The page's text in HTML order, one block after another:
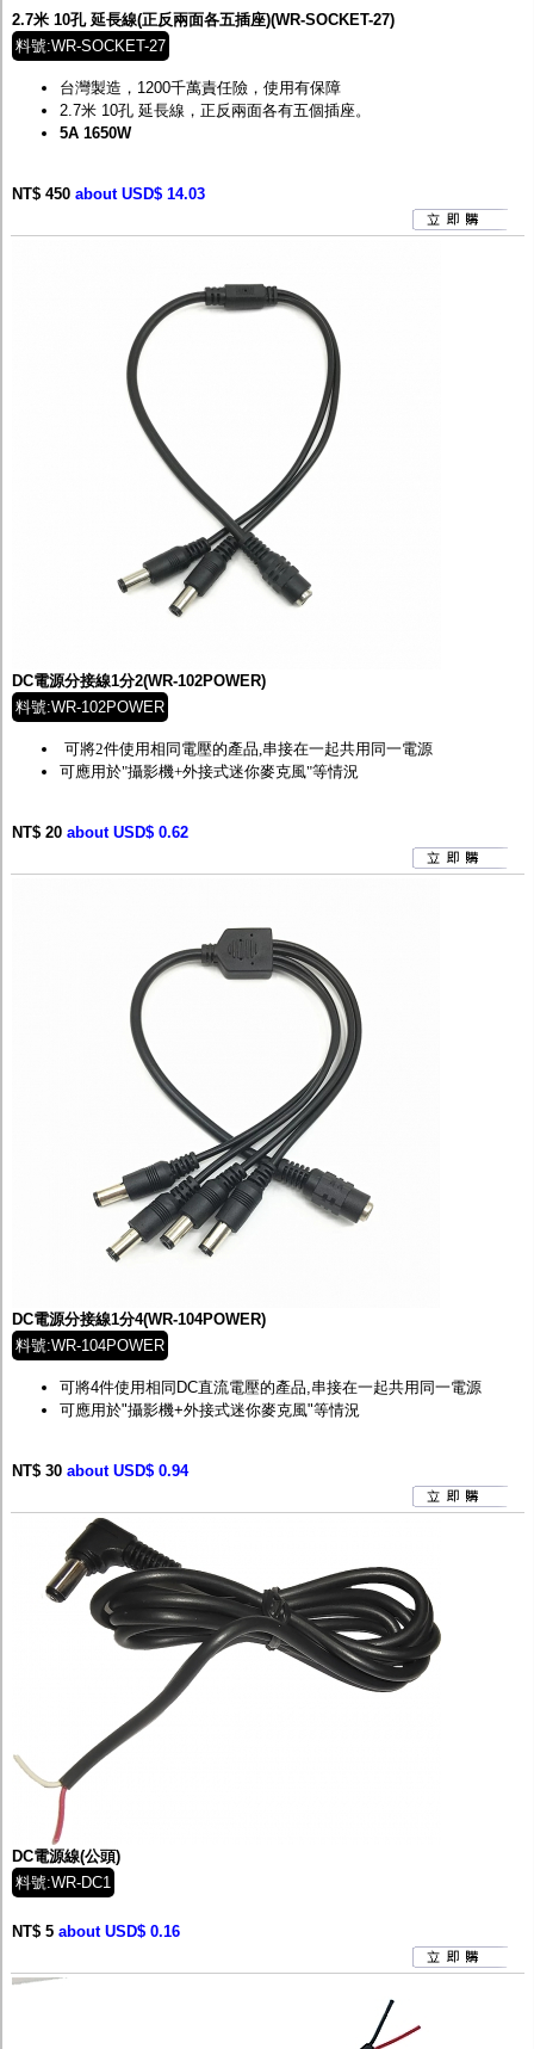
2.7米 10孔 延長線(正反兩面各五插座)(WR-SOCKET-27)
料號:WR-SOCKET-27
台灣製造，1200千萬責任險，使用有保障
2.7米 10孔 延長線，正反兩面各有五個插座。
5A 1650W
NT$ 450 about USD$ 14.03
DC電源分接線1分2(WR-102POWER)
料號:WR-102POWER
可將2件使用相同電壓的產品,串接在一起共用同一電源
可應用於"攝影機+外接式迷你麥克風"等情況
NT$ 20 about USD$ 0.62
DC電源分接線1分4(WR-104POWER)
料號:WR-104POWER
可將4件使用相同DC直流電壓的產品,串接在一起共用同一電源
可應用於"攝影機+外接式迷你麥克風"等情況
NT$ 30 about USD$ 0.94
DC電源線(公頭)
料號:WR-DC1
NT$ 5 about USD$ 0.16